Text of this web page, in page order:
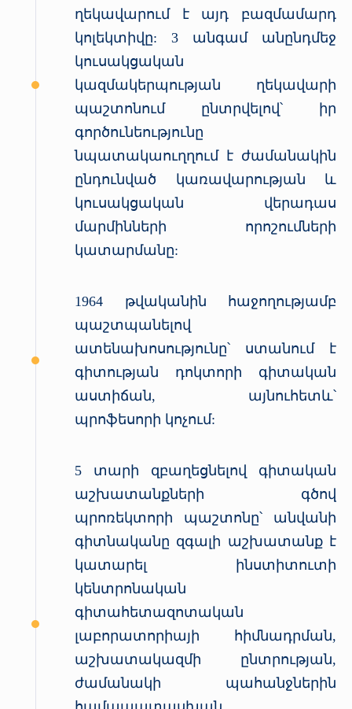
ղեկավարում է այդ բազմամարդ
կոլեկտիվը: 3 անգամ անընդմեջ
կուսակցական
կազմակերպության ղեկավարի
պաշտոնում ընտրվելով՝ իր
գործունեությունը
նպատակաուղղում է ժամանակին
ընդունված կառավարության և
կուսակցական վերադաս
մարմինների որոշումների
կատարմանը:
1964 թվականին հաջողությամբ
պաշտպանելով
ատենախոսությունը՝ ստանում է
գիտության դոկտորի գիտական
աստիճան, այնուհետև՝
պրոֆեսորի կոչում:
5 տարի զբաղեցնելով գիտական
աշխատանքների գծով
պրոռեկտորի պաշտոնը՝ անվանի
գիտնականը զգալի աշխատանք է
կատարել ինստիտուտի
կենտրոնական
գիտահետազոտական
լաբորատորիայի հիմնադրման,
աշխատակազմի ընտրության,
ժամանակի պահանջներին